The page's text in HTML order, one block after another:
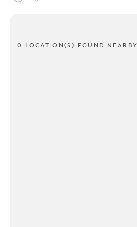
0 LOCATION(S) FOUND NEARBY